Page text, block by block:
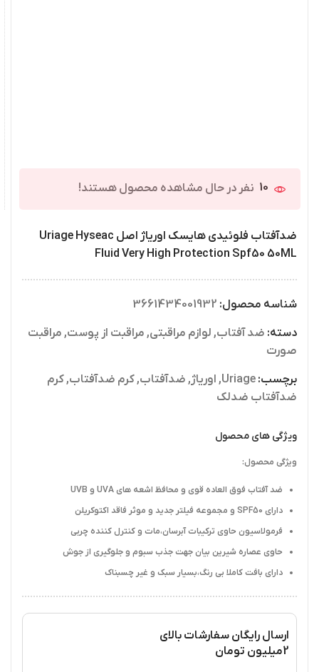
10 نفر در حال مشاهده محصول هستند!
ضدآفتاب فلوئیدی هایسک اوریاژ اصل Uriage Hyseac
Fluid Very High Protection Spf50 50ML
شناسه محصول: 3661434001932
دسته: ضد آفتاب, لوازم مراقبتی, مراقبت از پوست, مراقبت
صورت
برچسب: Uriage
, اوریاژ, ضدآفتاب, کرم ضدآفتاب, کرم
ضدآفتاب ضدلک
ویژگی های محصول
ویژگی محصول:
ضد آفتاب فوق العاده قوی و محافظ اشعه های UVA و UVB
دارای SPF50 و مجموعه فیلتر جدید و موثر فاقد اکتوکریلن
فرمولاسیون حاوی ترکیبات آبرسان،مات و کنترل کننده چربی
حاوی عصاره شیرین بیان جهت جذب سبوم و جلوگیری از جوش
دارای بافت کاملا بی رنگ،بسیار سبک و غیر چسبناک
ارسال رایگان سفارشات بالای
2میلیون تومان